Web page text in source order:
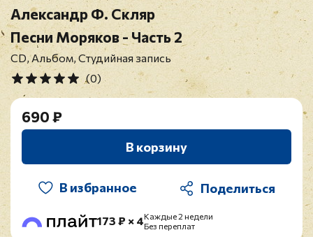
Александр Ф. Скляр
Песни Моряков - Часть 2
CD, Альбом, Студийная запись
(0)
690 ₽
В корзину
В избранное
173 ₽ × 4Каждые 2 недели
Без переплат